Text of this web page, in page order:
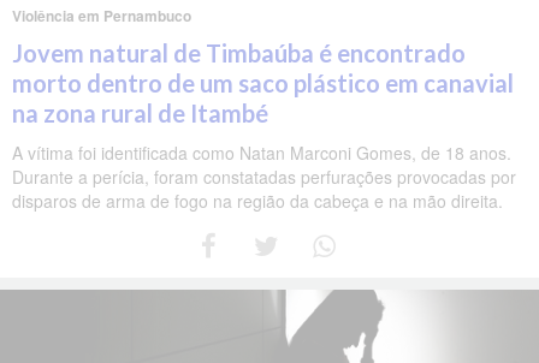
Violência em Pernambuco
Jovem natural de Timbaúba é encontrado
morto dentro de um saco plástico em canavial
na zona rural de Itambé
A vítima foi identificada como Natan Marconi Gomes, de 18 anos.
Durante a perícia, foram constatadas perfurações provocadas por
disparos de arma de fogo na região da cabeça e na mão direita.